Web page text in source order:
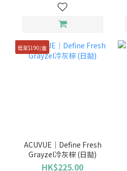
低至$190/盒
ACUVUE｜Define Fresh
Grayzel冷灰棕 (日拋)
HK$225.00